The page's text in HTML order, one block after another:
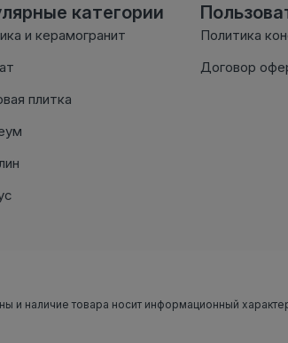
категории
и керамогранит
плитка
Политика
Договор
и наличие товара носит информационный